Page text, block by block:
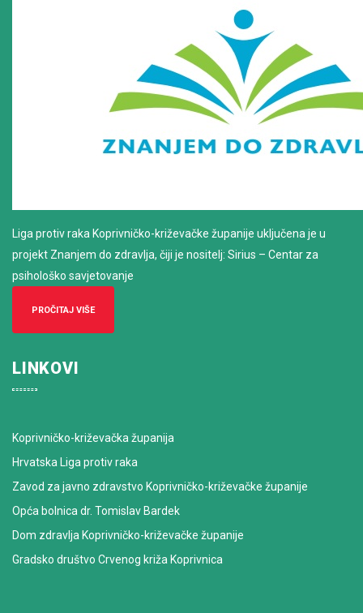
Liga protiv raka Koprivničko-križevačke županije uključena je u
projekt Znanjem do zdravlja, čiji je nositelj: Sirius – Centar za
psihološko savjetovanje
PROČITAJ VIŠE
LINKOVI
Koprivničko-križevačka županija
Hrvatska Liga protiv raka
Zavod za javno zdravstvo Koprivničko-križevačke županije
Opća bolnica dr. Tomislav Bardek
Dom zdravlja Koprivničko-križevačke županije
Gradsko društvo Crvenog križa Koprivnica